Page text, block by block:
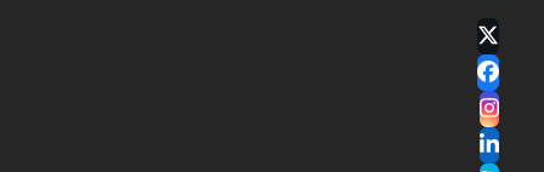
Twitter
(deprecated)
Facebook
Instagram
LinkedIn